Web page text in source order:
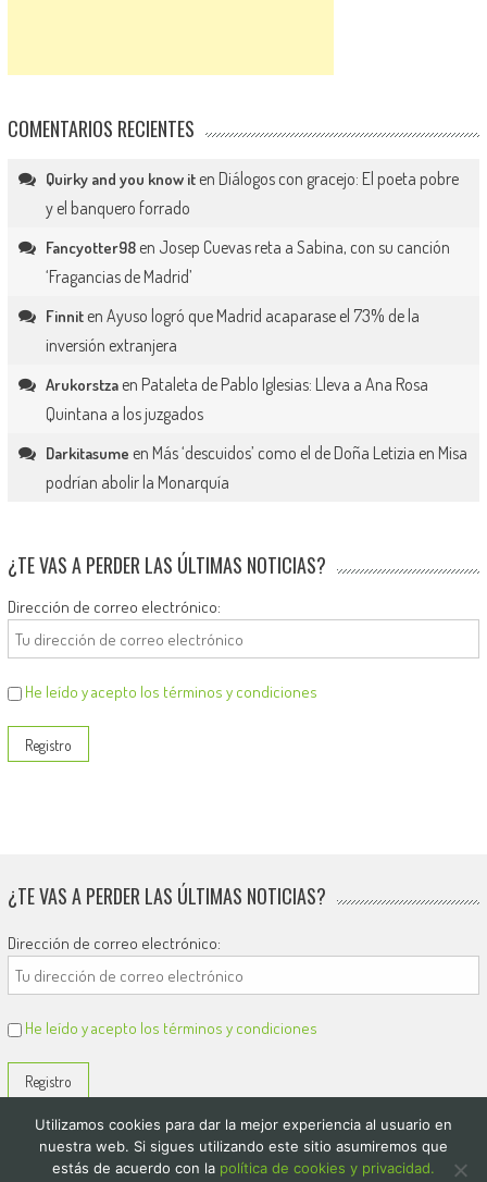
COMENTARIOS RECIENTES
Quirky and you know iten Diálogos con gracejo: El poeta pobre
y el banquero forrado
Fancyotter98en Josep Cuevas reta a Sabina, con su canción
‘Fragancias de Madrid’
Finniten Ayuso logró que Madrid acaparase el 73% de la
inversión extranjera
Arukorstzaen Pataleta de Pablo Iglesias: Lleva a Ana Rosa
Quintana a los juzgados
Darkitasume en Más ‘descuidos’ como el de Doña Letizia en Misa
podrían abolir la Monarquía
¿TE VAS A PERDER LAS ÚLTIMAS NOTICIAS?
Dirección de correo electrónico:
He leído y acepto los términos y condiciones
¿TE VAS A PERDER LAS ÚLTIMAS NOTICIAS?
Dirección de correo electrónico:
He leído y acepto los términos y condiciones
Utilizamos cookies para dar la mejor experiencia al usuario en
nuestra web. Si sigues utilizando este sitio asumiremos que
estás de acuerdo con la política de cookies y privacidad.